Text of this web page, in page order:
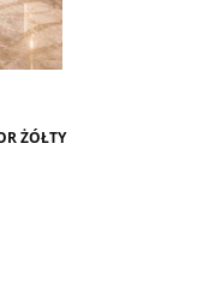
ŻÓŁTY